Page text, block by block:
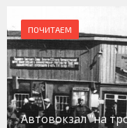
ПОЧИТАЕМ
Автовокзал "на